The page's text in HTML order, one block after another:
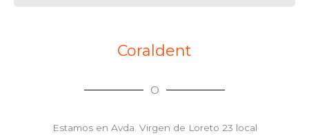
Coraldent
O
Estamos en Avda. Virgen de Loreto 23 local